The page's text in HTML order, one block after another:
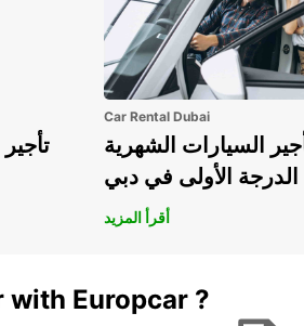
Car Rental Dubai
السيارات الشهرية
الأولى في دبي
أقرأ المزيد
Europcar ?